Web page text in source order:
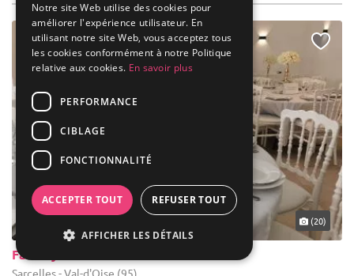
... 30 km (20)
Factory 26
Sarcelles - Val-d'Oise (95)
Notre site Web utilise des cookies pour
améliorer l'expérience utilisateur. En
utilisant notre site Web, vous acceptez tous
les cookies conformément à notre Politique
relative aux cookies. En savoir plus
PERFORMANCE
CIBLAGE
FONCTIONNALITÉ
ACCEPTER TOUT REFUSER TOUT
AFFICHER LES DÉTAILS